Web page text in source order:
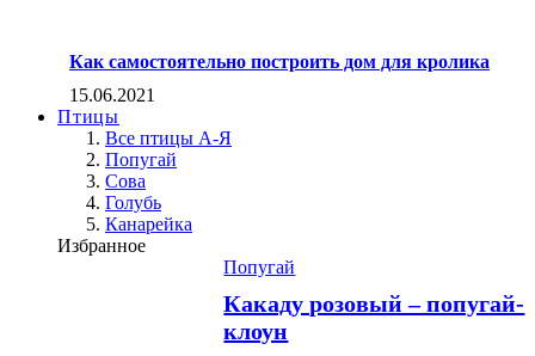
Как самостоятельно построить дом для кролика
15.06.2021
Птицы
Все птицы А-Я
Попугай
Сова
Голубь
Канарейка
Избранное
Попугай
Какаду розовый – попугай-
клоун